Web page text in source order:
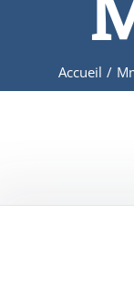
Accueil /